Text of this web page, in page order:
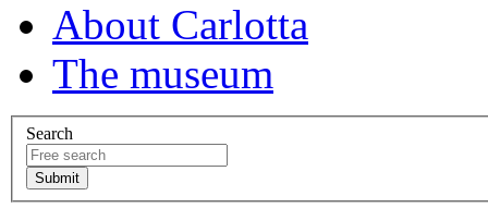
About Carlotta
The museum
Search